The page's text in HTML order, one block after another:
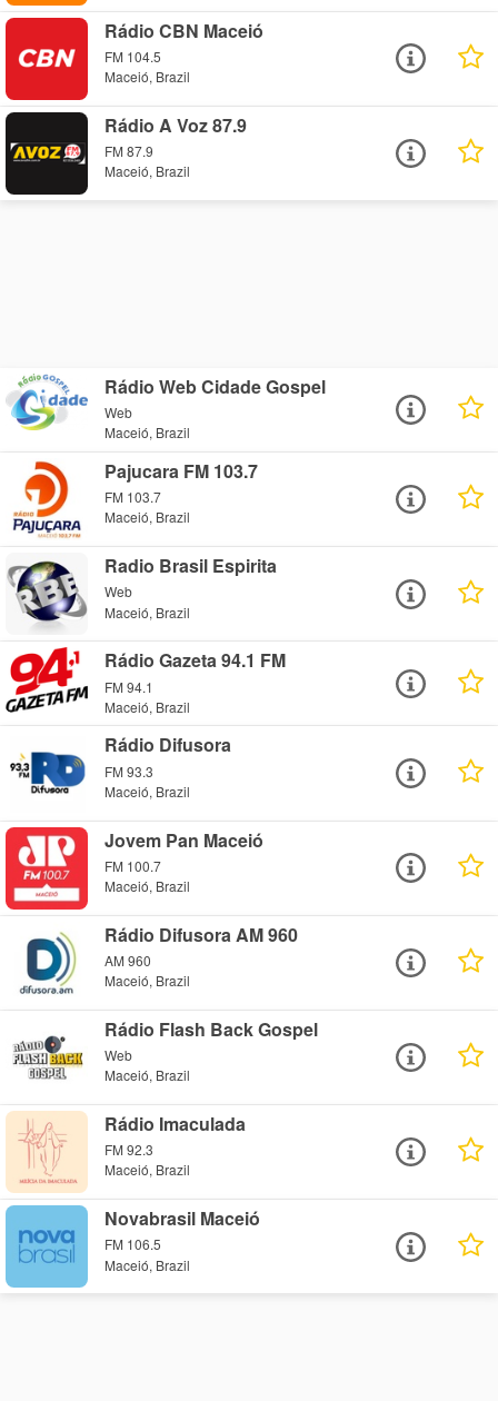
Rádio CBN Maceió
FM 104.5
Maceió, Brazil
Rádio A Voz 87.9
FM 87.9
Maceió, Brazil
Rádio Web Cidade Gospel
Web
Maceió, Brazil
Pajucara FM 103.7
FM 103.7
Maceió, Brazil
Radio Brasil Espirita
Web
Maceió, Brazil
Rádio Gazeta 94.1 FM
FM 94.1
Maceió, Brazil
Rádio Difusora
FM 93.3
Maceió, Brazil
Jovem Pan Maceió
FM 100.7
Maceió, Brazil
Rádio Difusora AM 960
AM 960
Maceió, Brazil
Rádio Flash Back Gospel
Web
Maceió, Brazil
Rádio Imaculada
FM 92.3
Maceió, Brazil
Novabrasil Maceió
FM 106.5
Maceió, Brazil